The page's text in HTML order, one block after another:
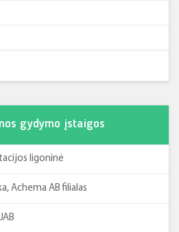
gydymo įstaigos
ligoninė
Achema AB filialas